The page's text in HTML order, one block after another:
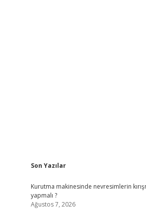
Sidebar
Son Yazılar
Kurutma makinesinde nevresimlerin
yapmalı ?
Ağustos 7, 2026
vdcasino güncel giriş